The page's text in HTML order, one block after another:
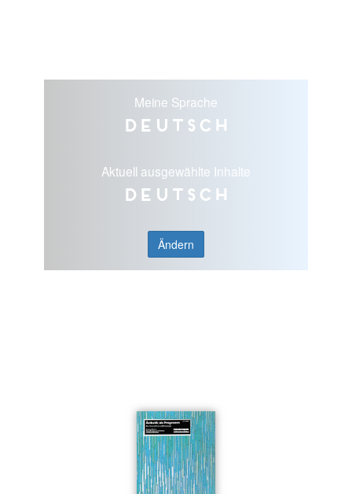
Meine Sprache
Deutsch
Aktuell ausgewählte Inhalte
Deutsch
Ändern